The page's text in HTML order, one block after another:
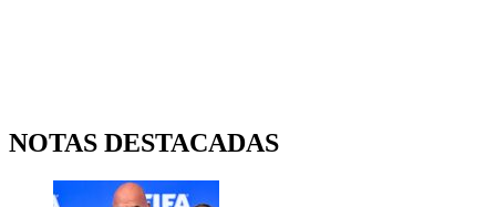
NOTAS DESTACADAS